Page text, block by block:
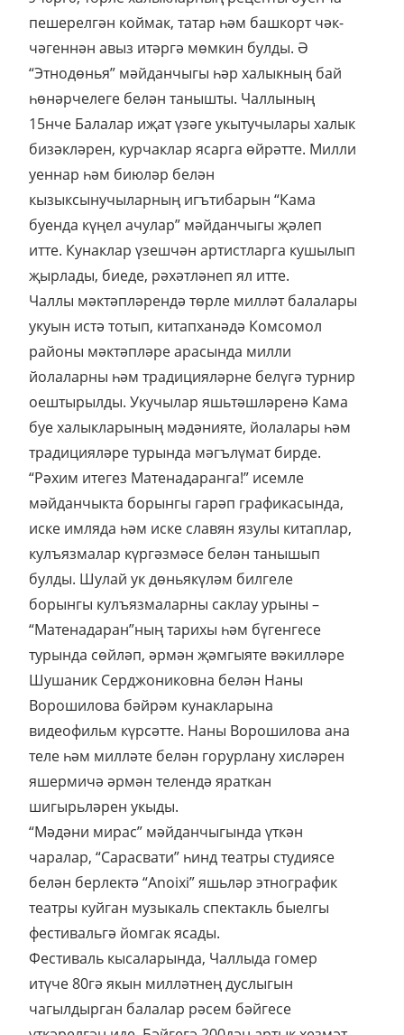
пешерелгән коймак, татар һәм башкорт чәк-
чәгеннән авыз итәргә мөмкин булды. Ә
“Этнодөнья” мәйданчыгы һәр халыкның бай
һөнәрчелеге белән танышты. Чаллының
15нче Балалар иҗат үзәге укытучылары халык
бизәкләрен, курчаклар ясарга өйрәтте. Милли
уеннар һәм биюләр белән
кызыксынучыларның игътибарын “Кама
буенда күңел ачулар” мәйданчыгы җәлеп
итте. Кунаклар үзешчән артистларга кушылып
җырлады, биеде, рәхәтләнеп ял итте.
Чаллы мәктәпләрендә төрле милләт балалары
укуын истә тотып, китапханәдә Комсомол
районы мәктәпләре арасында милли
йолаларны һәм традицияләрне белүгә турнир
оештырылды. Укучылар яшьтәшләренә Кама
буе халыкларының мәдәнияте, йолалары һәм
традицияләре турында мәгълүмат бирде.
“Рәхим итегез Матенадаранга!” исемле
мәйданчыкта борынгы гарәп графикасында,
иске имляда һәм иске славян язулы китаплар,
кулъязмалар күргәзмәсе белән танышып
булды. Шулай ук дөньякүләм билгеле
борынгы кулъязмаларны саклау урыны –
“Матенадаран”ның тарихы һәм бүгенгесе
турында сөйләп, әрмән җәмгыяте вәкилләре
Шушаник Серджониковна белән Наны
Ворошилова бәйрәм кунакларына
видеофильм күрсәтте. Наны Ворошилова ана
теле һәм милләте белән горурлану хисләрен
яшермичә әрмән телендә яраткан
шигырьләрен укыды.
“Мәдәни мирас” мәйданчыгында үткән
чаралар, “Сарасвати” һинд театры студиясе
белән берлектә “Anoixi” яшьләр этнографик
театры куйган музыкаль спектакль быелгы
фестивальгә йомгак ясады.
Фестиваль кысаларында, Чаллыда гомер
итүче 80гә якын милләтнең дуслыгын
чагылдырган балалар рәсем бәйгесе